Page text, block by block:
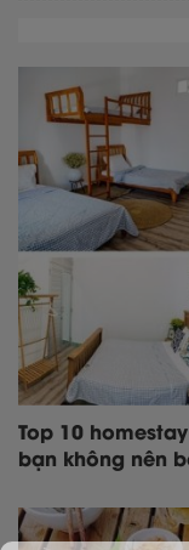
Top 10
bạn không nên